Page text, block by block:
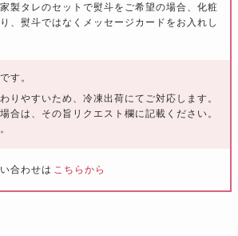
製タレのセットで熨斗をご希望の場合、化粧
、熨斗ではなくメッセージカードをお入れし
す。
りやすいため、冷凍出荷にてご対応します。
合は、その旨リクエスト欄に記載ください。
合わせは こちらから